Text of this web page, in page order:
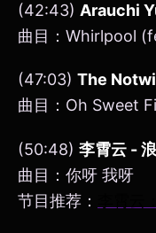
(42:43) Arauchi
曲目：Whirlpool
(47:03) The
曲目：Oh Sweet
(50:48) 李霄云 -
曲目：你呀 我呀
节目推荐：